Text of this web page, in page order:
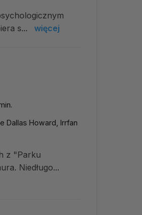
s...
więcej
Dallas Howard, Irrfan
z "Parku
Niedługo...